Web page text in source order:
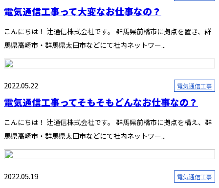
電気通信工事って大変なお仕事なの？
こんにちは！ 辻通信株式会社です。 群馬県前橋市に拠点を置き、群
馬県高崎市・群馬県太田市などにて社内ネットワー...
2022.05.22 電気通信工事
電気通信工事ってそもそもどんなお仕事なの？
こんにちは！ 辻通信株式会社です。 群馬県前橋市に拠点を構え、群
馬県高崎市・群馬県太田市などにて社内ネットワー...
2022.05.19 電気通信工事